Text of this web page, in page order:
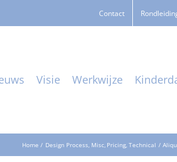
Contact
Visie Werkwijze
Home Design Process Misc Pricing Technical